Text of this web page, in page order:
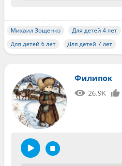
Михаил Зощенко Для детей 4 лет
Для детей 6 лет
Для детей 7 лет
Филипок
26.9K